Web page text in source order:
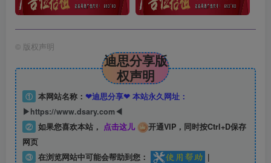
© 版权声明
迪思分享版
权声明
① 本网站名称： ❤迪思分享❤ 本站永久网址：
▶https://www.dsary.com◀
② 如果您喜欢本站， 点击这儿
开通VIP，同时按Ctrl+D保存
网页
③ 在浏览网站中可能会帮助到您：
|